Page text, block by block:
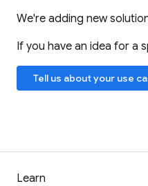
We're adding new
If you have an idea for a
Tell us about your use
Learn